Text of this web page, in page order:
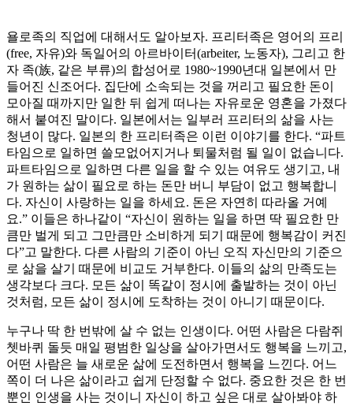
욜로족의 직업에 대해서도 알아보자. 프리터족은 영어의 프리
(free, 자유)와 독일어의 아르바이터(arbeiter, 노동자), 그리고 한
자 족(族, 같은 부류)의 합성어로 1980~1990년대 일본에서 만
들어진 신조어다. 집단에 소속되는 것을 꺼리고 필요한 돈이
모아질 때까지만 일한 뒤 쉽게 떠나는 자유로운 영혼을 가졌다
해서 붙여진 말이다. 일본에서는 일부러 프리터의 삶을 사는
청년이 많다. 일본의 한 프리터족은 이런 이야기를 한다. “파트
타임으로 일하면 쓸모없어지거나 퇴물처럼 될 일이 없습니다.
파트타임으로 일하면 다른 일을 할 수 있는 여유도 생기고, 내
가 원하는 삶이 필요로 하는 돈만 버니 부담이 없고 행복합니
다. 자신이 사랑하는 일을 하세요. 돈은 자연히 따라올 거예
요.” 이들은 하나같이 “자신이 원하는 일을 하면 딱 필요한 만
큼만 벌게 되고 그만큼만 소비하게 되기 때문에 행복감이 커진
다”고 말한다. 다른 사람의 기준이 아닌 오직 자신만의 기준으
로 삶을 살기 때문에 비교도 거부한다. 이들의 삶의 만족도는
생각보다 크다. 모든 삶이 똑같이 정시에 출발하는 것이 아닌
것처럼, 모든 삶이 정시에 도착하는 것이 아니기 때문이다.
누구나 딱 한 번밖에 살 수 없는 인생이다. 어떤 사람은 다람쥐
쳇바퀴 돌듯 매일 평범한 일상을 살아가면서도 행복을 느끼고,
어떤 사람은 늘 새로운 삶에 도전하면서 행복을 느낀다. 어느
쪽이 더 나은 삶이라고 쉽게 단정할 수 없다. 중요한 것은 한 번
뿐인 인생을 사는 것이니 자신이 하고 싶은 대로 살아봐야 하